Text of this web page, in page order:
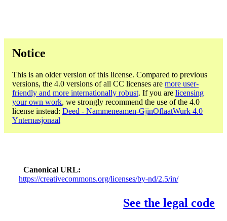
Notice
This is an older version of this license. Compared to previous
versions, the 4.0 versions of all CC licenses are more user-
friendly and more internationally robust. If you are licensing
your own work, we strongly recommend the use of the 4.0
license instead: Deed - Nammeneamen-GjinOflaatWurk 4.0
Ynternasjonaal
Canonical URL
https://creativecommons.org/licenses/by-nd/2.5/in/
See the legal code